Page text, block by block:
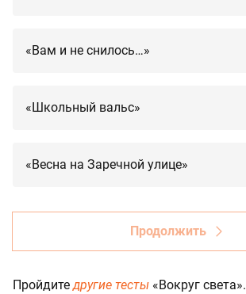
«Вам и не снилось…»
«Школьный вальс»
«Весна на Заречной улице»
Продолжить
Пройдитедругие тесты «Вокруг света».